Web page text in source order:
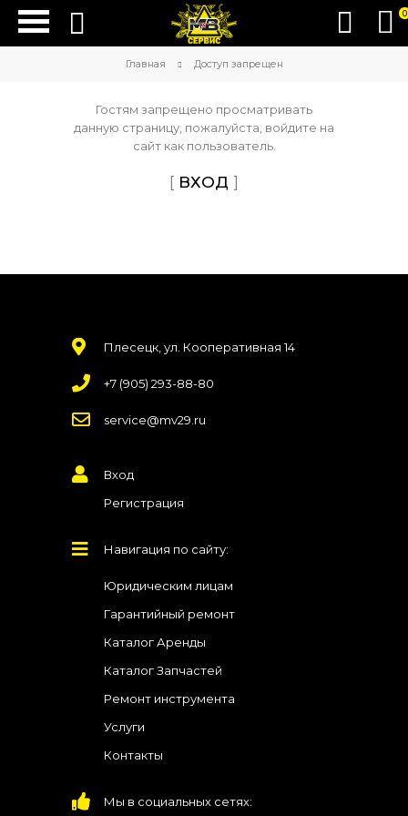
0
Главная Доступ запрещен
Гостям запрещено просматривать
данную страницу, пожалуйста, войдите на
сайт как пользователь.
[ ВХОД ]
Плесецк, ул. Кооперативная 14
+7 (905) 293-88-80
service@mv29.ru
Вход
Регистрация
Навигация по сайту:
Юридическим лицам
Гарантийный ремонт
Каталог Аренды
Каталог Запчастей
Ремонт инструмента
Услуги
Контакты
Мы в социальных сетях: